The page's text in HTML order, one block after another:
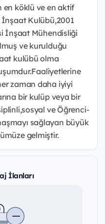
en köklü ve en aktif
Kulübü,2001
İnşaat Mühendisliği
ve kurulduğu
kulübü olma
zaman daha iyiyi
bir kulüp veya bir
ve Öğrenci-
sağlayan büyük
gelmiştir.
İlanları